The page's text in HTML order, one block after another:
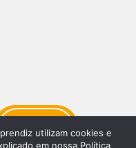
utilizam cookies e
em nossa Política